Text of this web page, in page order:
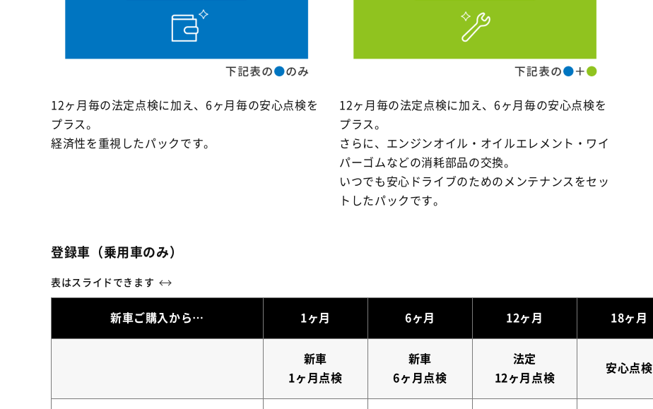
12ヶ月毎の法定点検に加え、6ヶ月毎の安心点検を
プラス。
経済性を重視したパックです。
12ヶ月毎の法定点検に加え、6ヶ月毎の安心点検を
プラス。
さらに、エンジンオイル・オイルエレメント・ワイ
パーゴムなどの消耗部品の交換。
いつでも安心ドライブのためのメンテナンスをセッ
トしたパックです。
登録車（乗用車のみ）
新車ご購入から… 1ヶ月 6ヶ月 12ヶ月 18ヶ月
新車
1ヶ月点検
新車
6ヶ月点検
法定
12ヶ月点検
安心点検